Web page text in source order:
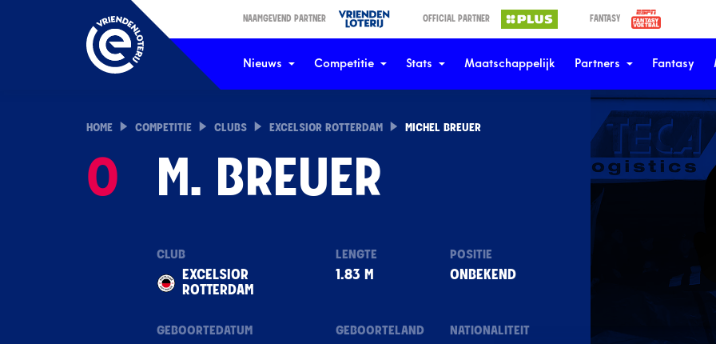
NAAMGEVEND PARTNER OFFICIAL PARTNER FANTASY
Nieuws Competitie Stats Maatschappelijk Partners Fantasy
HOME COMPETITIE CLUBS EXCELSIOR ROTTERDAM MICHEL BREUER
0 M. BREUER
CLUB
EXCELSIOR
ROTTERDAM
LENGTE
1.83 M
POSITIE
ONBEKEND
GEBOORTEDATUM GEBOORTELAND NATIONALITEIT